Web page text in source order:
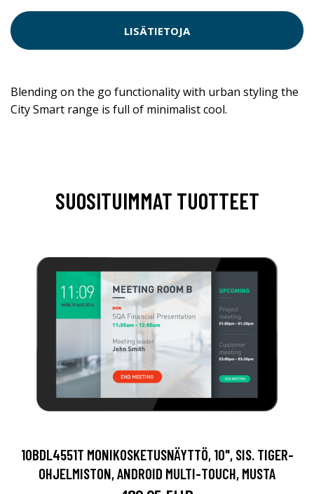
LISÄTIETOJA
Blending on the go functionality with urban styling the
City Smart range is full of minimalist cool.
SUOSITUIMMAT TUOTTEET
10BDL4551T MONIKOSKETUSNÄYTTÖ, 10", SIS. TIGER-
OHJELMISTON, ANDROID MULTI-TOUCH, MUSTA